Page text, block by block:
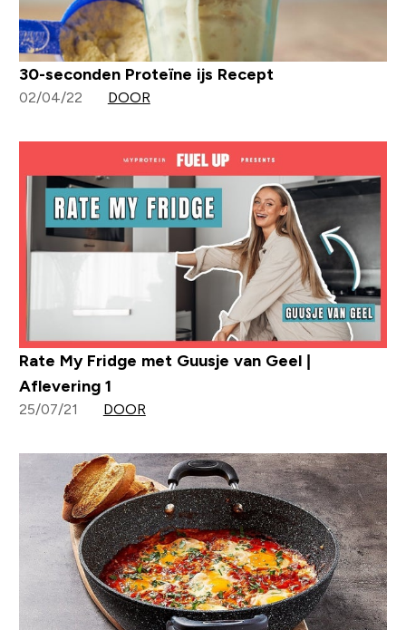
30-seconden Proteïne ijs Recept
02/04/22 DOOR
Rate My Fridge met Guusje van Geel |
Aflevering 1
25/07/21 DOOR